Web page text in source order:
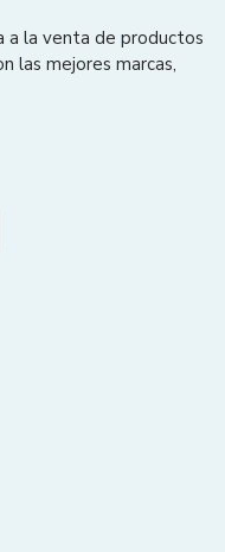
a la venta de productos
las mejores marcas,